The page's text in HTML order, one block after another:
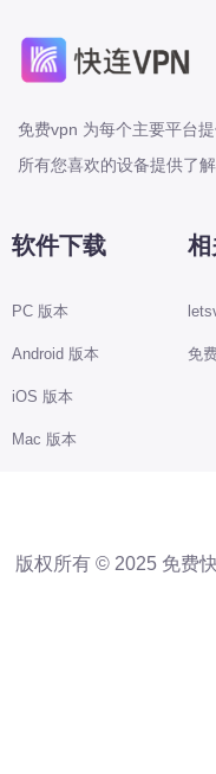
免费vpn 为每个主要平台
所有您喜欢的设备提供了
软件下载
PC 版本
Android 版本
iOS 版本
Mac 版本
免
版权所有 © 2025 免费